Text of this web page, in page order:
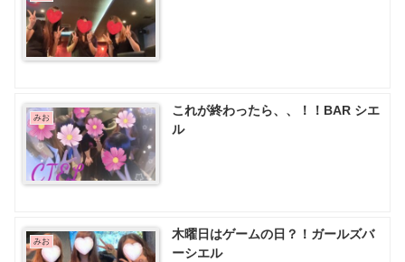
みお
これが終わったら、、！！BAR シエ
ル
みお
木曜日はゲームの日？！ガールズバ
ーシエル